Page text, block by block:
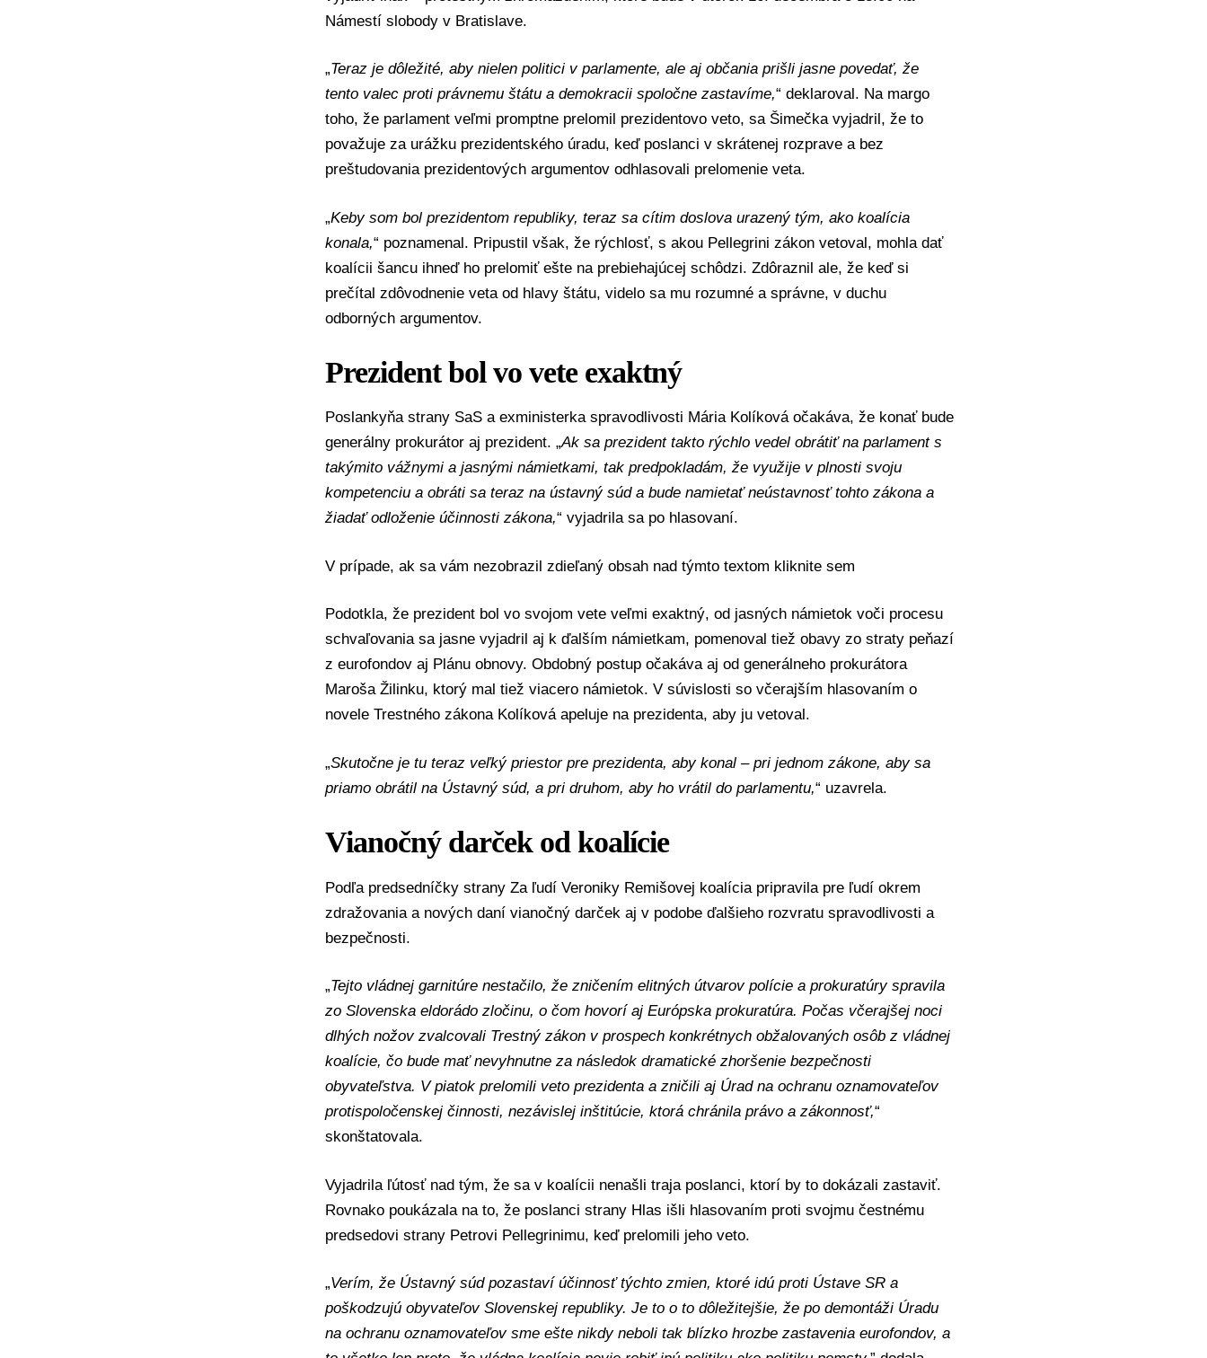
Námestí slobody v Bratislave.
„Teraz je dôležité, aby nielen politici v parlamente, ale aj občania prišli jasne povedať, že
tento valec proti právnemu štátu a demokracii spoločne zastavíme,“ deklaroval. Na margo
toho, že parlament veľmi promptne prelomil prezidentovo veto, sa Šimečka vyjadril, že to
považuje za urážku prezidentského úradu, keď poslanci v skrátenej rozprave a bez
preštudovania prezidentových argumentov odhlasovali prelomenie veta.
„Keby som bol prezidentom republiky, teraz sa cítim doslova urazený tým, ako koalícia
konala,“ poznamenal. Pripustil však, že rýchlosť, s akou Pellegrini zákon vetoval, mohla dať
koalícii šancu ihneď ho prelomiť ešte na prebiehajúcej schôdzi. Zdôraznil ale, že keď si
prečítal zdôvodnenie veta od hlavy štátu, videlo sa mu rozumné a správne, v duchu
odborných argumentov.
Prezident bol vo vete exaktný
Poslankyňa strany SaS a exministerka spravodlivosti Mária Kolíkováočakáva, že konať bude
generálny prokurátor aj prezident. „Ak sa prezident takto rýchlo vedel obrátiť na parlament s
takýmito vážnymi a jasnými námietkami, tak predpokladám, že využije v plnosti svoju
kompetenciu a obráti sa teraz na ústavný súd a bude namietať neústavnosť tohto zákona a
žiadať odloženie účinnosti zákona,“ vyjadrila sa po hlasovaní.
V prípade, ak sa vám nezobrazil zdieľaný obsah nad týmto textom kliknite sem
Podotkla, že prezident bol vo svojom vete veľmi exaktný, od jasných námietok voči procesu
schvaľovania sa jasne vyjadril aj k ďalším námietkam, pomenoval tiež obavy zo straty peňazí
z eurofondov aj Plánu obnovy. Obdobný postup očakáva aj od generálneho prokurátora
Maroša Žilinku, ktorý mal tiež viacero námietok. V súvislosti so včerajším hlasovaním o
novele Trestného zákona Kolíková apeluje na prezidenta, aby ju vetoval.
„Skutočne je tu teraz veľký priestor pre prezidenta, aby konal – pri jednom zákone, aby sa
priamo obrátil na Ústavný súd, a pri druhom, aby ho vrátil do parlamentu,“ uzavrela.
Vianočný darček od koalície
Podľa predsedníčky strany Za ľudí Veroniky Remišovej koalícia pripravila pre ľudí okrem
zdražovania a nových daní vianočný darček aj v podobe ďalšieho rozvratu spravodlivosti a
bezpečnosti.
„Tejto vládnej garnitúre nestačilo, že zničením elitných útvarov polície a prokuratúry spravila
zo Slovenska eldorádo zločinu, o čom hovorí aj Európska prokuratúra. Počas včerajšej noci
dlhých nožov zvalcovali Trestný zákon v prospech konkrétnych obžalovaných osôb z vládnej
koalície, čo bude mať nevyhnutne za následok dramatické zhoršenie bezpečnosti
obyvateľstva. V piatok prelomili veto prezidenta a zničili aj Úrad na ochranu oznamovateľov
protispoločenskej činnosti, nezávislej inštitúcie, ktorá chránila právo a zákonnosť,“
skonštatovala.
Vyjadrila ľútosť nad tým, že sa v koalícii nenašli traja poslanci, ktorí by to dokázali zastaviť.
Rovnako poukázala na to, že poslanci strany Hlas išli hlasovaním proti svojmu čestnému
predsedovi strany Petrovi Pellegrinimu, keď prelomili jeho veto.
„Verím, že Ústavný súd pozastaví účinnosť týchto zmien, ktoré idú proti Ústave SR a
poškodzujú obyvateľov Slovenskej republiky. Je to o to dôležitejšie, že po demontáži Úradu
na ochranu oznamovateľov sme ešte nikdy neboli tak blízko hrozbe zastavenia eurofondov, a